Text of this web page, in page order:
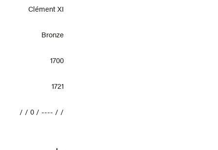
Clément XI
Bronze
1700
1721
/ / 0 / ---- / /